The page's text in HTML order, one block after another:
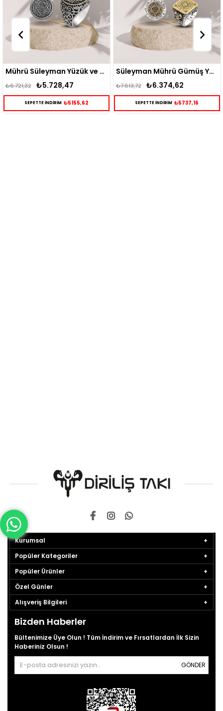
Mührü Süleyman Yüzük ve Kolye Gümüş Kombini
Süleyman Mührü Gümüş Yüzük ve Kolye Kombini
₺6.374,62
₺7.613,72
SEPETTE İNDİRİM ₺5737,16
₺6.480,12
₺7.613,72
SEPETTE İNDİRİM ₺5832,11
Kurumsal
Popüler Kategoriler
Popüler Ürünler
Özel Günler
Alışveriş Bilgileri
Bizden Haberler
Bültenimize Üye Olun ! Tüm İndirim ve Fırsatlardan İlk Sizin
Haberiniz Olsun !
GÖNDER